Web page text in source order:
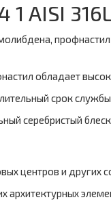
AISI
обладает
срок
серебристый
центров и других
архитектурных